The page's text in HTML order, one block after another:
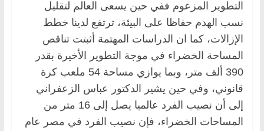
التطوير المزعوم ففي حين يسعى العالم لتقليل
نسب الهدم حفاظا على البيئة، ترتفع لدينا خطط
الإزالات، كما ان الدراسات المهتمة أثبتت تناقص
المساحة الخضراء في موجة التطوير الأخيرة بقدر
390 ألف متر، وبما يوازي مساحة 54 ملعب كرة
قانوني، وفي حين يشير الدكتور عباس الزعفراني
إلى أن نصيب الفرد عالميا يصل إلى 16 متر من
المساحات الخضراء، فإن نصيب الفرد في مصر عام